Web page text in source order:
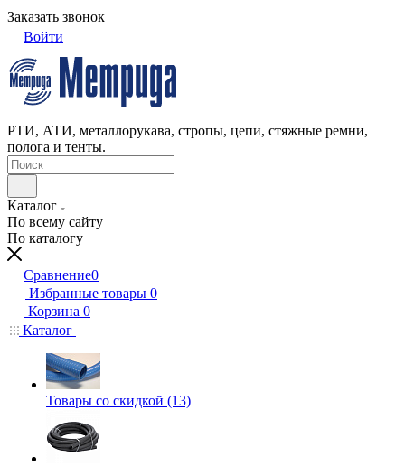
Заказать звонок
Войти
РТИ, АТИ, металлорукава, стропы, цепи, стяжные ремни,
полога и тенты.
Каталог
По всему сайту
По каталогу
Сравнение0
Избранные товары 0
Корзина 0
Каталог
Товары со скидкой (13)